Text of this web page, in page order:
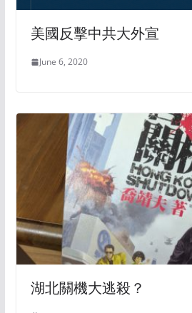
美國反擊中共大外宣
June 6, 2020
湖北關機大逃殺？